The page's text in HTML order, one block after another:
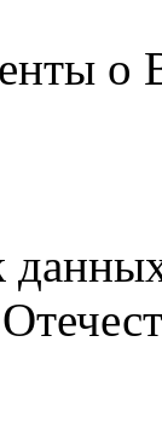
о